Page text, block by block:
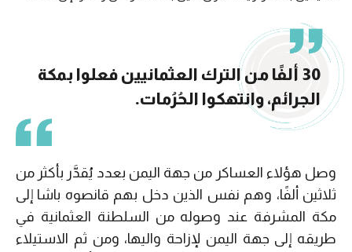
30 ألفًا من الترك العثمانيين فعلوا بمكة
الجرائم، وانتهكوا الحُرُمات.
وصل هؤلاء العساكر من جهة اليمن بعدد يُقدَّر بأكثر من
ثلاثين ألفًا، وهم نفس الذين دخل بهم قانصوه باشا إلى
مكة المشرفة عند وصوله من السلطنة العثمانية في
طريقه إلى جهة اليمن لإزاحة واليها، ومن ثم الاستيلاء